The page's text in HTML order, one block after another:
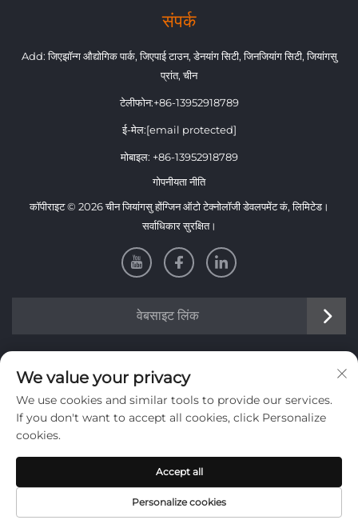
संपर्क
Add: जिएझॉन्ग औद्योगिक पार्क, जिएपाई टाउन, डेनयांग सिटी, जिनजियांग सिटी, जियांगसु
प्रांत, चीन
टेलीफोन:+86-13952918789
ई-मेल:[email protected]
मोबाइल: +86-13952918789
गोपनीयता नीति
कॉपीराइट © 2026 चीन जियांगसु होंग्जिन ऑटो टेक्नोलॉजी डेवलपमेंट कं, लिमिटेड।
सर्वाधिकार सुरक्षित।
वेबसाइट लिंक
जानकारी
हमारे साप्ताहिक न्यूज़लेटर प्राप्त करने के लिए साइन अप करें
जमा करें
We value your privacy
We use cookies and similar tools to provide our services.
If you don't want to accept all cookies, click Personalize
cookies.
Personalize cookies
Accept all